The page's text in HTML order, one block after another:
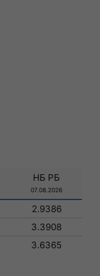
НБ РБ
07.08.2026
2.9386
3.3908
3.6365